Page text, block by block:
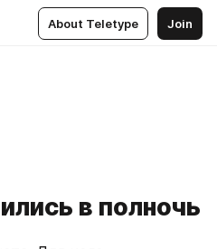
About Teletype Join
в полночь